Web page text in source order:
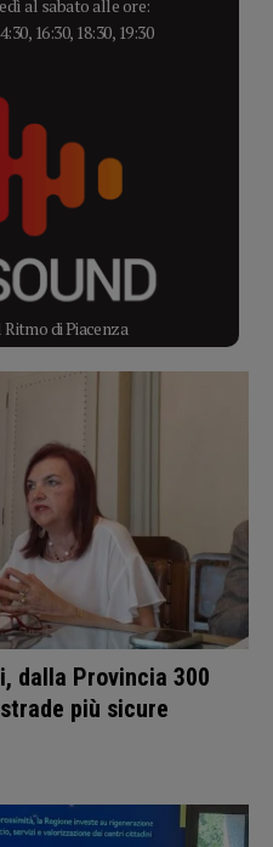
al sabato alle ore:
16:30, 18:30, 19:30
Ritmo di Piacenza
dalla Provincia 300
più sicure